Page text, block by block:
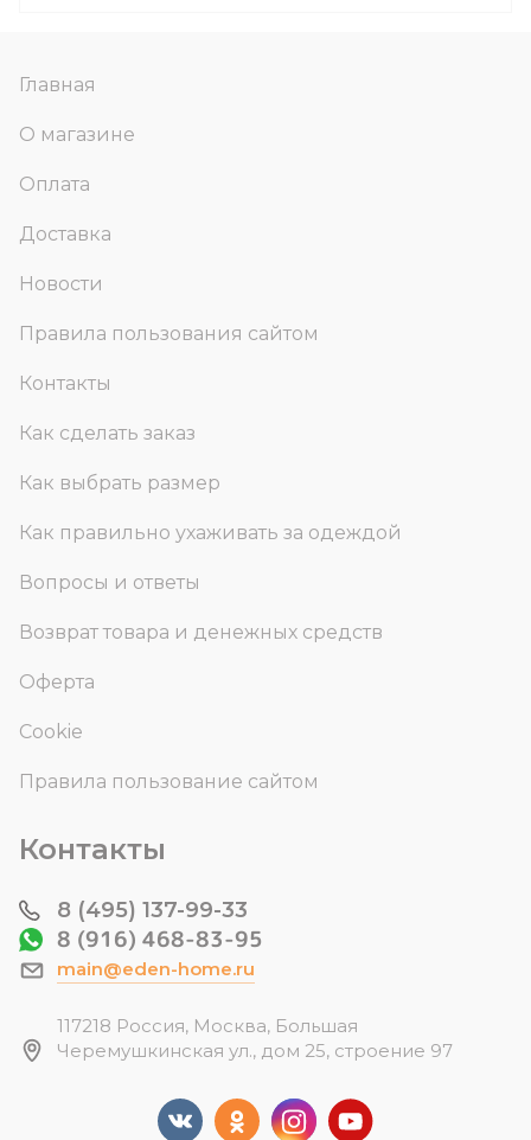
Главная
О магазине
Оплата
Доставка
Новости
Правила пользования сайтом
Контакты
Как сделать заказ
Как выбрать размер
Как правильно ухаживать за одеждой
Вопросы и ответы
Возврат товара и денежных средств
Оферта
Cookie
Правила пользование сайтом
Контакты
8 (495) 137-99-33
8 (916) 468-83-95
main@eden-home.ru
117218 Россия, Москва, Большая
Черемушкинская ул., дом 25, строение 97